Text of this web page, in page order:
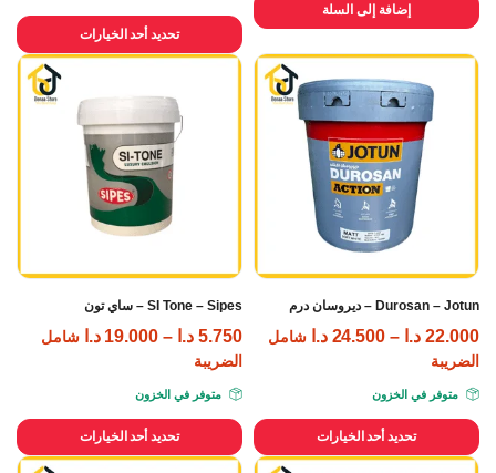
إضافة إلى السلة
تحديد أحد الخيارات
Durosan – Jotun – ديروسان درم
22.000 د.ا –
24.500 د.ا شامل
الضريبة
متوفر في الخزون
تحديد أحد الخيارات
SI Tone – Sipes – ساي تون
5.750 د.ا –
19.000 د.ا شامل
الضريبة
متوفر في الخزون
تحديد أحد الخيارات